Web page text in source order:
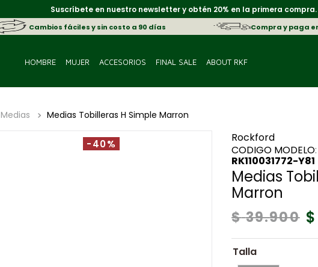
Suscríbete en nuestro newsletter y obtén 20% en la primera compra.
Cambios fáciles y sin costo a 90 días Compra y paga
HOMBRE MUJER ACCESORIOS FINAL SALE ABOUT RKF
Medias Medias Tobilleras H Simple Marron
-40%
Rockford
:
RK110031772-Y81
Medias
Marron
$ 39.900 $
Talla